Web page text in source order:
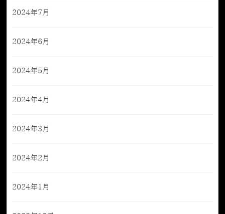
2024年7月
2024年6月
2024年5月
2024年4月
2024年3月
2024年2月
2024年1月